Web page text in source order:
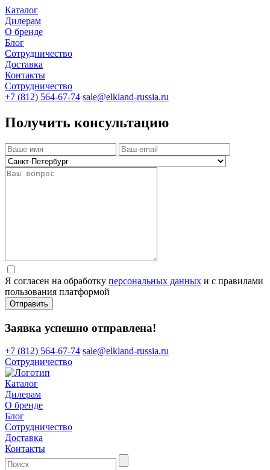
Каталог
Дилерам
О бренде
Блог
Сотрудничество
Доставка
Контакты
Сотрудничество
+7 (812) 564-67-74 sale@elkland-russia.ru
Получить консультацию
Я согласен на обработку персональных данных и с правилами
пользования платформой
Отправить
Заявка успешно отправлена!
+7 (812) 564-67-74 sale@elkland-russia.ru
Сотрудничество
Каталог
Дилерам
О бренде
Блог
Сотрудничество
Доставка
Контакты